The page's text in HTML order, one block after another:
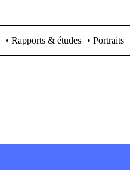
• Rapports & études • Portraits